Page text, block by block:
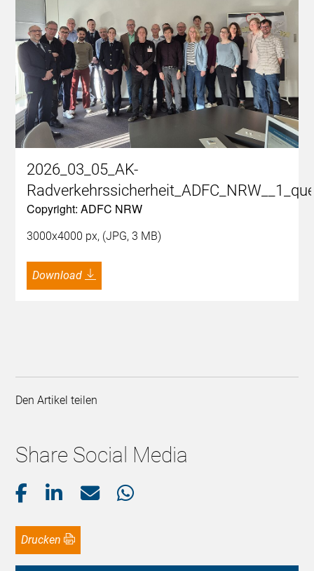
2026_03_05_AK-
Copyright: ADFC NRW
3000x4000 px, (JPG, 3 MB)
Download
Den Artikel teilen
Share Social Media
Drucken